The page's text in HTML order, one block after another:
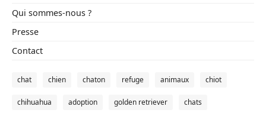
Qui sommes-nous ?
Presse
Contact
chat chien chaton refuge animaux chiot
chihuahua adoption golden retriever chats